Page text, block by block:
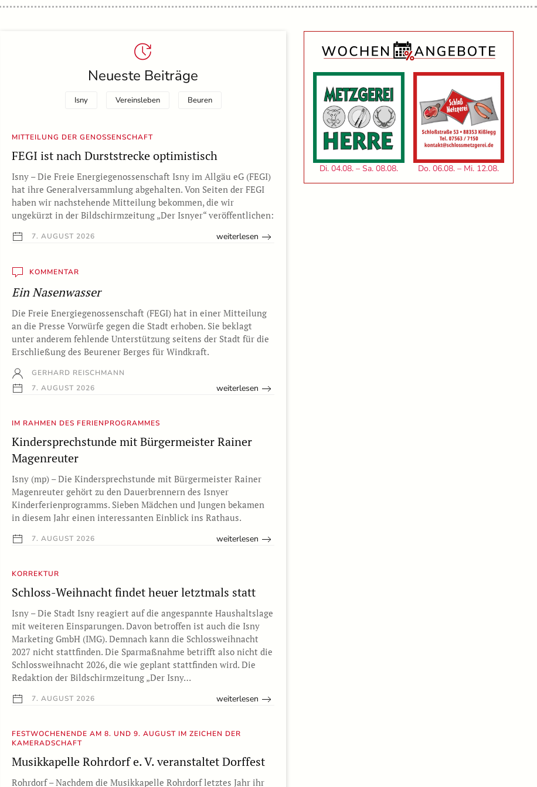
Neueste Beiträge
Isny Vereinsleben Beuren
MITTEILUNG DER GENOSSENSCHAFT
FEGI ist nach Durststrecke optimistisch
Isny – Die Freie Energiegenossenschaft Isny im Allgäu eG (FEGI)
hat ihre Generalversammlung abgehalten. Von Seiten der FEGI
haben wir nachstehende Mitteilung bekommen, die wir
ungekürzt in der Bildschirmzeitung „Der Isnyer“ veröffentlichen:
7. AUGUST 2026 weiterlesen
KOMMENTAR
Ein Nasenwasser
Die Freie Energiegenossenschaft (FEGI) hat in einer Mitteilung
an die Presse Vorwürfe gegen die Stadt erhoben. Sie beklagt
unter anderem fehlende Unterstützung seitens der Stadt für die
Erschließung des Beurener Berges für Windkraft.
GERHARD REISCHMANN
7. AUGUST 2026
weiterlesen
IM RAHMEN DES FERIENPROGRAMMES
Kindersprechstunde mit Bürgermeister Rainer
Magenreuter
Isny (mp) – Die Kindersprechstunde mit Bürgermeister Rainer
Magenreuter gehört zu den Dauerbrennern des Isnyer
Kinderferienprogramms. Sieben Mädchen und Jungen bekamen
in diesem Jahr einen interessanten Einblick ins Rathaus.
7. AUGUST 2026 weiterlesen
KORREKTUR
Schloss-Weihnacht findet heuer letztmals statt
Isny – Die Stadt Isny reagiert auf die angespannte Haushaltslage
mit weiteren Einsparungen. Davon betroffen ist auch die Isny
Marketing GmbH (IMG). Demnach kann die Schlossweihnacht
2027 nicht stattfinden. Die Sparmaßnahme betrifft also nicht die
Schlossweihnacht 2026, die wie geplant stattfinden wird. Die
Redaktion der Bildschirmzeitung „Der Isny…
7. AUGUST 2026 weiterlesen
FESTWOCHENENDE AM 8. UND 9. AUGUST IM ZEICHEN DER
KAMERADSCHAFT
Musikkapelle Rohrdorf e. V. veranstaltet Dorffest
Rohrdorf – Nachdem die Musikkapelle Rohrdorf letztes Jahr ihr
Di. 04.08. – Sa. 08.08. Do. 06.08. – Mi. 12.08.